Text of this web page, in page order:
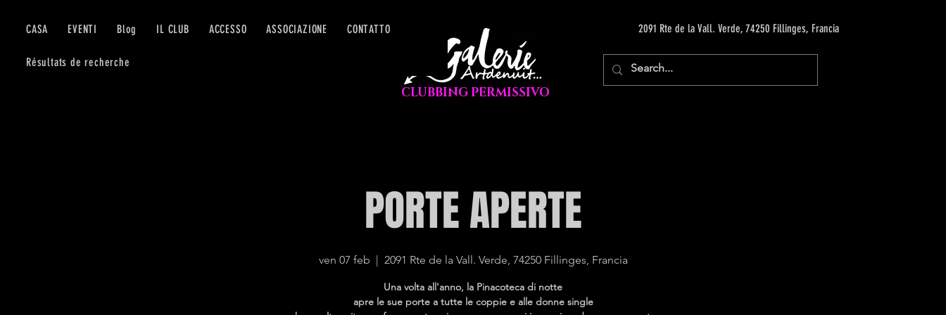
CASA EVENTI Blog IL CLUB ACCESSO ASSOCIAZIONE CONTATTO
Résultats de recherche
2091 Rte de la Vall. Verde, 74250 Fillinges, Francia
CLUBBING PERMISSIVO
PORTE APERTE
ven 07 feb
  |
2091 Rte de la Vall. Verde, 74250 Fillinges, Francia
Una volta all'anno, la Pinacoteca di notte
apre le sue porte a tutte le coppie e alle donne single